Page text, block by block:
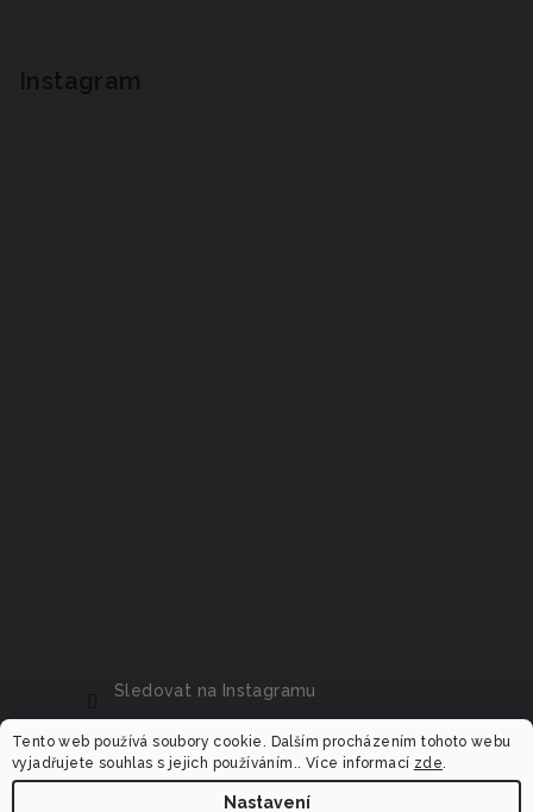
Tento web používá soubory cookie. Dalším procházením tohoto webu
vyjadřujete souhlas s jejich používáním.. Více informací zde.
Nastavení
Instagram
Sledovat na Instagramu